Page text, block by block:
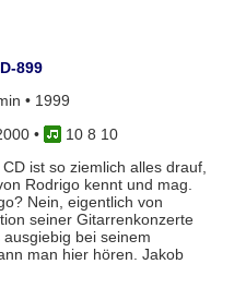
899
• 1999
•
10 8 10
ist so ziemlich alles drauf,
Rodrigo kennt und mag.
Nein, eigentlich von
seiner Gitarrenkonzerte
bei seinem
man hier hören. Jakob